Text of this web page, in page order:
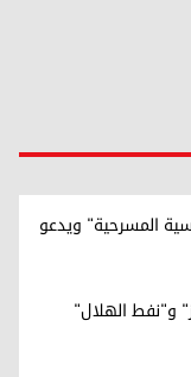
المسرحية" ويدعو
و"نفط الهلال"